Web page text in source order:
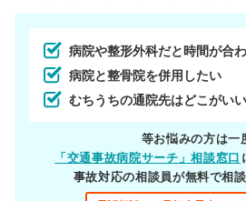
病院や整形外科だと時間が合
病院と整骨院を併用したい
むちうちの通院先はどこがい
等お悩みの方は一
「交通事故病院サーチ」相談窓口
事故対応の相談員が無料で相